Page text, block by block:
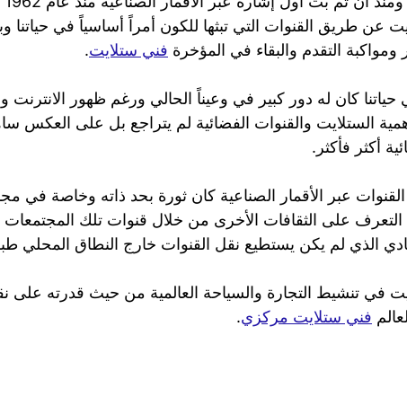
عن طريق القنوات التي تبثها للكون أمراً أساسياً في حياتنا
ومواكبة التقدم والبقاء في المؤخرة فني ستلايت.
كان له دور كبير في وعيناً الحالي ورغم ظهور الانترنت
الستلايت والقنوات الفضائية لم يتراجع بل على العكس
أكثر فأكثر.
عبر الأقمار الصناعية كان ثورة بحد ذاته وخاصة في
على الثقافات الأخرى من خلال قنوات تلك المجتمعات
الذي لم يكن يستطيع نقل القنوات خارج النطاق المحلي
في تنشيط التجارة والسياحة العالمية من حيث قدرته على
فني ستلايت مركزي.